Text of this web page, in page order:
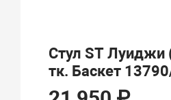
Стул ST Луиджи
тк. Баскет